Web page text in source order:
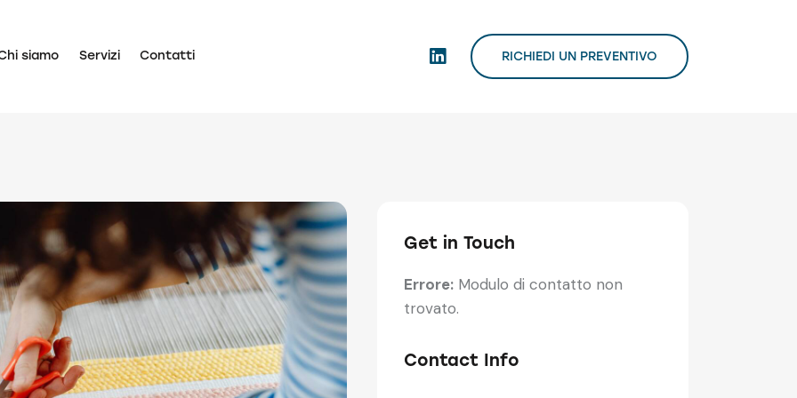
siamo Servizi Contatti RICHIEDI UN PREVENTIVO
Get in Touch
Errore: Modulo di contatto non
trovato.
Contact Info